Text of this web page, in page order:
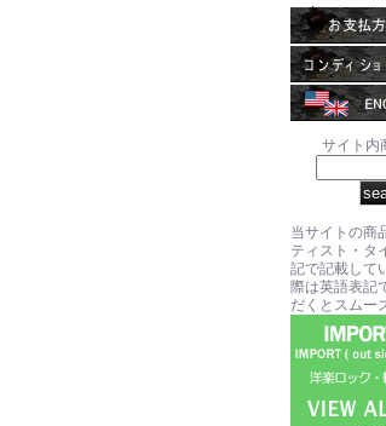
た。
サイト内
当サイトの商
ティスト・タ
記で記載して
際は英語表記
だくとスムー